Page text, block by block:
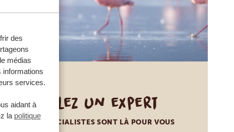
des
médias
informations
services.
aidant à
la politique
Appelez un expert
NOS SPÉCIALISTES SONT LÀ POUR VOUS